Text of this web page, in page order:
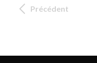
Précédent